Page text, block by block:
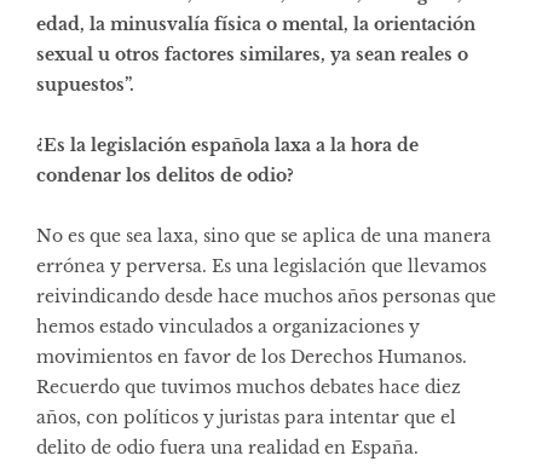
edad, la minusvalía física o mental, la orientación
sexual u otros factores similares, ya sean reales o
supuestos”.
¿Es la legislación española laxa a la hora de
condenar los delitos de odio?
No es que sea laxa, sino que se aplica de una manera
errónea y perversa. Es una legislación que llevamos
reivindicando desde hace muchos años personas que
hemos estado vinculados a organizaciones y
movimientos en favor de los Derechos Humanos.
Recuerdo que tuvimos muchos debates hace diez
años, con políticos y juristas para intentar que el
delito de odio fuera una realidad en España.